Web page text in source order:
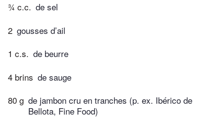
¾ c.c. de sel
2 gousses d’ail
1 c.s. de beurre
4 brins de sauge
80 g de jambon cru en tranches (p. ex. Ibérico de
Bellota, Fine Food)